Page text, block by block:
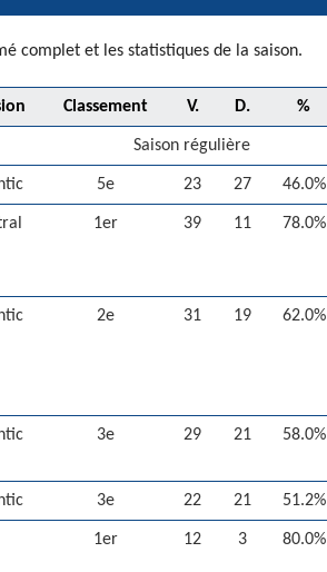
complet et les statistiques de la saison.
Classement V. D. %
Saison régulière
5e 23 27 46.0%
1er 39 11 78.0%
2e 31 19 62.0%
3e 29 21 58.0%
3e 22 21 51.2%
1er 12 3 80.0%